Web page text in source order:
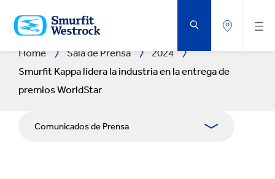
AL
CONTENIDO
PRINCIPAL
Home Sala de Prensa
2024
Smurfit Kappa lidera la industria en la entrega de
premios WorldStar
Comunicados de Prensa